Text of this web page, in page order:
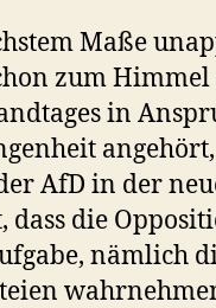
Maße
zum
in
AfD in der
die
nämlich